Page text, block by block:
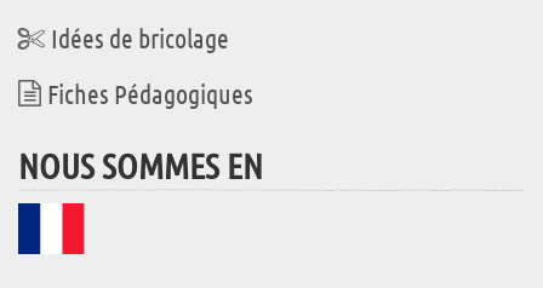
Idées de bricolage
Fiches Pédagogiques
NOUS SOMMES EN